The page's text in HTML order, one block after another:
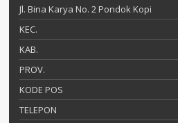
Jl. Bina Karya No. 2 Pondok Kopi
KEC.
KAB.
PROV.
KODE POS
TELEPON